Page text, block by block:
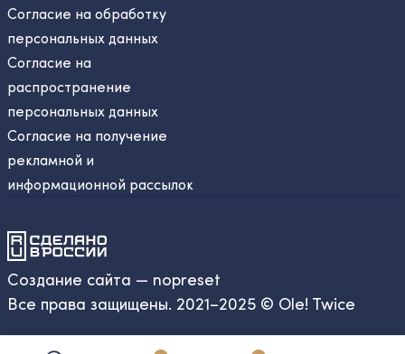
Согласие на обработку
персональных данных
Согласие на
распространение
персональных данных
Согласие на получение
рекламной и
информационной рассылок
Создание сайта — nopreset
Все права защищены. 2021–2025 © Ole! Twice